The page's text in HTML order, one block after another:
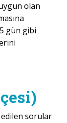
olan
gün gibi
edilen sorular